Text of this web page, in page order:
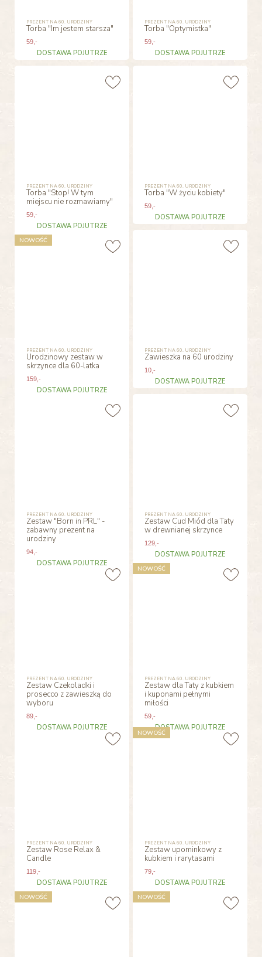
PREZENT NA 60. URODZINY
Torba "Im jestem starsza"
59,-
DOSTAWA POJUTRZE
PREZENT NA 60. URODZINY
Torba "Optymistka"
59 ,-
DOSTAWA POJUTRZE
PREZENT NA 60. URODZINY
Torba "Stop! W tym
miejscu nie rozmawiamy"
59,-
DOSTAWA POJUTRZE
PREZENT NA 60. URODZINY
Torba "W życiu kobiety"
59 ,-
DOSTAWA POJUTRZE
PREZENT NA 60. URODZINY
Urodzinowy zestaw w
skrzynce dla 60-latka
159,-
DOSTAWA POJUTRZE
NOWOŚĆ
PREZENT NA 60. URODZINY
Zawieszka na 60 urodziny
10 ,-
DOSTAWA POJUTRZE
PREZENT NA 60. URODZINY
Zestaw "Born in PRL" -
zabawny prezent na
urodziny
94,-
DOSTAWA POJUTRZE
PREZENT NA 60. URODZINY
Zestaw Cud Miód dla Taty
w drewnianej skrzynce
129 ,-
DOSTAWA POJUTRZE
PREZENT NA 60. URODZINY
Zestaw Czekoladki i
prosecco z zawieszką do
wyboru
89,-
DOSTAWA POJUTRZE
PREZENT NA 60. URODZINY
Zestaw dla Taty z kubkiem
i kuponami pełnymi
miłości
59 ,-
DOSTAWA POJUTRZE
NOWOŚĆ
PREZENT NA 60. URODZINY
Zestaw Rose Relax &
Candle
119,-
DOSTAWA POJUTRZE
PREZENT NA 60. URODZINY
Zestaw upominkowy z
kubkiem i rarytasami
79 ,-
DOSTAWA POJUTRZE
NOWOŚĆ
NOWOŚĆ NOWOŚĆ